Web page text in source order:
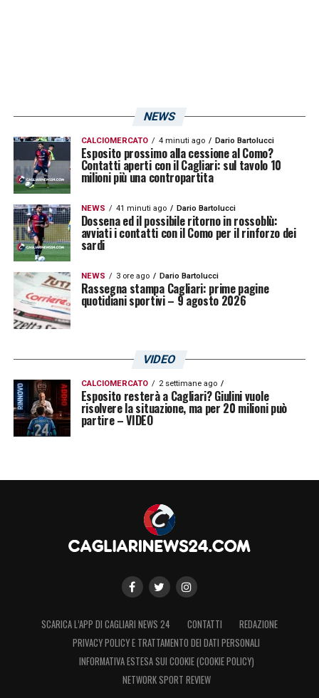
NEWS
CALCIOMERCATO 4 minuti ago Dario Bartolucci
Esposito prossimo alla cessione al Como?
Contatti aperti con il Cagliari: sul tavolo 10
milioni più una contropartita
NEWS 41 minuti ago Dario Bartolucci
Dossena ed il possibile ritorno in rossoblù:
avviati i contatti con il Como per il rinforzo dei
sardi
NEWS 3 ore ago Dario Bartolucci
Rassegna stampa Cagliari: prime pagine
quotidiani sportivi – 9 agosto 2026
VIDEO
CALCIOMERCATO 2 settimane ago
Esposito resterà a Cagliari? Giulini vuole
risolvere la situazione, ma per 20 milioni può
partire – VIDEO
SCARICA L’APP DI CAGLIARI NEWS 24 CONTATTI
REDAZIONE
PRIVACY POLICY E TRATTAMENTO DEI DATI PERSONALI
INFORMATIVA ESTESA SUI COOKIE (COOKIE POLICY)
NETWORK SPORT REVIEW